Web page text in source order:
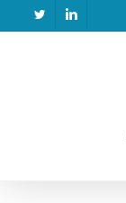
to
twitter linkedin